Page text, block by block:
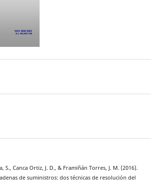
S., Canca Ortiz, J. D., & Framiñán Torres, J. M. (2016).
de suministros: dos técnicas de resolución del